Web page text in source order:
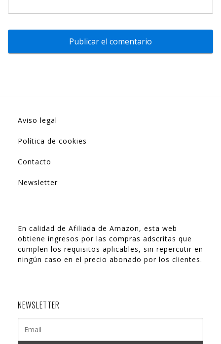
Aviso legal
Política de cookies
Contacto
Newsletter
En calidad de Afiliada de Amazon, esta web
obtiene ingresos por las compras adscritas que
cumplen los requisitos aplicables, sin repercutir en
ningún caso en el precio abonado por los clientes.
NEWSLETTER